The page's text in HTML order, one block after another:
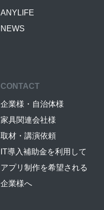
ANYLIFE
NEWS
CONTACT
企業様・自治体様
家具関連会社様
取材・講演依頼
IT導入補助金を利用して
アプリ制作を希望される
企業様へ